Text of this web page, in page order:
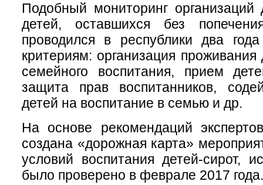
Подобный мониторинг организаций
детей, оставшихся без
проводился в республики два
критериям: организация
семейного воспитания, прием
защита прав воспитанников,
детей на воспитание в семью и др.
На основе рекомендаций
создана «дорожная карта»
условий воспитания детей-сирот,
было проверено в феврале 2017 года.